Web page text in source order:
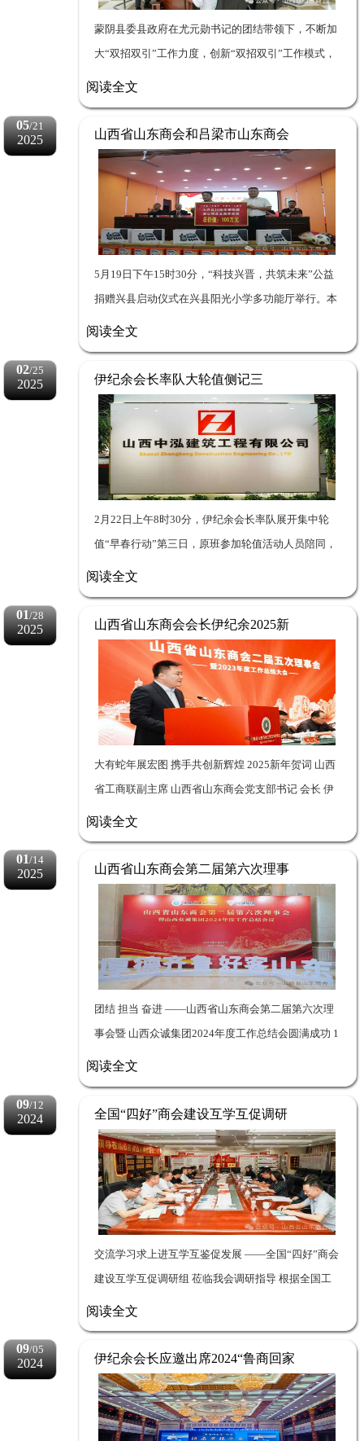
蒙阴县委县政府在尤元勋书记的团结带领下，不断加
大“双招双引”工作力度，创新“双招双引”工作模式，
与山西省山东商会携手建立资源共享、合作共赢的长
阅读全文
05/21
2025
山西省山东商会和吕梁市山东商会
向兴县教体局发起爱心捐赠
5月19日下午15时30分，“科技兴晋，共筑未来”公益
捐赠兴县启动仪式在兴县阳光小学多功能厅举行。本
次活动由山西省山东商会和吕梁市山东商会联合发
阅读全文
02/25
2025 伊纪余会长率队大轮值侧记三
2月22日上午8时30分，伊纪余会长率队展开集中轮
值“早春行动”第三日，原班参加轮值活动人员陪同，
活动再次紧锣密鼓展开—— 第十八站—二十站：联合
阅读全文
01/28
2025
山西省山东商会会长伊纪余2025新
年贺词
大有蛇年展宏图 携手共创新辉煌 2025新年贺词 山西
省工商联副主席 山西省山东商会党支部书记 会长 伊
纪余 尊敬的各位领导、各界同仁、亲爱的各位会员、
阅读全文
01/14
2025
山西省山东商会第二届第六次理事
会暨山西众诚集团2024年度工作总
结会圆满成功
团结 担当 奋进 ——山西省山东商会第二届第六次理
事会暨 山西众诚集团2024年度工作总结会圆满成功 1
月11日下午3时，山西省山东商...
阅读全文
09/12
2024
全国“四好”商会建设互学互促调研
组莅临山西省山东商会调研指导
交流学习求上进互学互鉴促发展 ——全国“四好”商会
建设互学互促调研组 莅临我会调研指导 根据全国工
商联《关于开展 2024 年度“四好”商会建设互学互促
阅读全文
09/05
2024
伊纪余会长应邀出席2024“鲁商回家
乡”暨省外山东商会会长座谈会